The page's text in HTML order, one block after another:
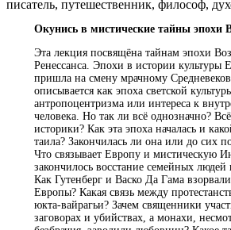
Окунись в мистические тайны эпохи
Эта лекция посвящёна тайнам эпохи
Ренессанса. Эпохи в истории культуры
пришла на смену мрачному
описывается как эпоха светской
антропоцентризма или интереса к
человека. Но так ли всё однозначно?
историки? Как эта эпоха началась и
таила? Закончилась ли она или до сих
Что связывает Европу и мистическую
закончилось восстание семейных людей
Как Гутенберг и Васко Да Гама
Европы? Какая связь между
юкта-вайрагьи? Зачем священники
заговорах и убийствах, а монахи,